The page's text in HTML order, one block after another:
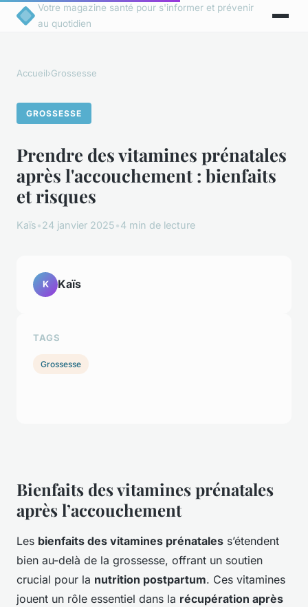
Votre magazine santé pour s'informer et prévenir
au quotidien
Accueil›Grossesse
GROSSESSE
Prendre des vitamines prénatales
après l'accouchement : bienfaits
et risques
Kaïs•24 janvier 2025•4 min de lecture
Bienfaits des vitamines prénatales
après l’accouchement
Les bienfaits des vitamines prénatales s’étendent
bien au-delà de la grossesse, offrant un soutien
crucial pour la nutrition postpartum. Ces vitamines
jouent un rôle essentiel dans la récupération après
K Kaïs
TAGS
Grossesse